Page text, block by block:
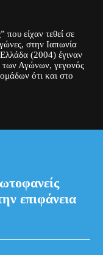
που είχαν τεθεί σε
στην Ιαπωνία
(2004) έγιναν
των Αγώνων, γεγονός
ότι και στο
επιφάνεια